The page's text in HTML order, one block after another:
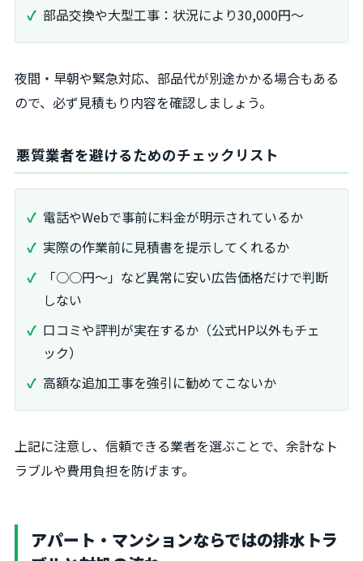
部品交換や大型工事：状況により30,000円〜
夜間・早朝や緊急対応、部品代が別途かかる場合もある
ので、必ず見積もり内容を確認しましょう。
悪質業者を避けるためのチェックリスト
電話やWebで事前に料金が明示されているか
実際の作業前に見積書を提示してくれるか
「○○円〜」など異常に安い広告価格だけで判断
しない
口コミや評判が実在するか（公式HP以外もチェ
ック）
高額な追加工事を強引に勧めてこないか
上記に注意し、信頼できる業者を選ぶことで、余計なト
ラブルや費用負担を防げます。
アパート・マンションならではの排水トラ